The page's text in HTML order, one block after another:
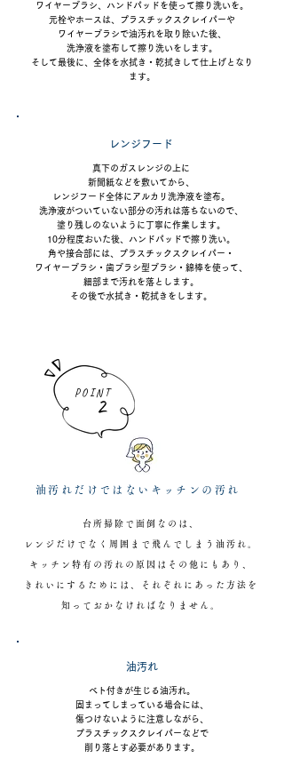
ワイヤーブラシ、ハンドパッドを使って擦り洗いを。
元栓やホースは、
プラスチックスクレイパーや
ワイヤーブラシで油汚れを取り除いた後、
洗浄液を塗布して擦り洗いをします。
そして最後に、 全体を水拭き・乾拭きして仕上げとなり
ます。
レンジフード
真下のガスレンジの上に
新聞紙などを敷いてから、
レンジフード全体にアルカリ洗浄液を塗布。
洗浄液がついていない部分の汚れは落ちないので、
塗り残しのないように丁寧に作業します。
10分程度おいた後、 ハンドパッドで擦り洗い。
角や接合部には、 プラスチックスクレイパー・
ワイヤーブラシ・ 歯ブラシ型ブラシ・綿棒を使って、
細部まで汚れを落とします。
その後で水拭き・乾拭きをします。
POINT
2
油汚れだけではないキッチンの汚れ
台所掃除で面倒なのは、
レンジだけでなく周囲まで飛んでしまう油汚れ。
キッチン特有の汚れの原因はその他にもあり、
きれいにするためには、それぞれにあった方法を
知っておかなければなりません。
油汚れ
ベト付きが生じる油汚れ。
固まってしまっている場合には、
傷つけないように注意しながら、
プラスチックスクレイパーなどで
削り落とす必要があります。